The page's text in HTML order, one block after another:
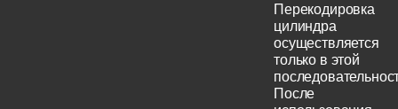
Перекодировка
цилиндра
осуществляется
только в этой
После